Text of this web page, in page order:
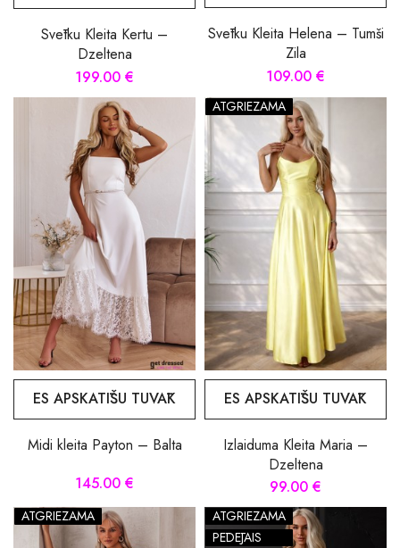
Svētku Kleita Kertu –
Dzeltena
199.00 €
Svētku Kleita Helena – Tumši
Zila
109.00 €
ES APSKATĪŠU TUVĀK
Midi kleita Payton – Balta
145.00 €
ATGRIEZAMA
ES APSKATĪŠU TUVĀK
Izlaiduma Kleita Maria –
Dzeltena
99.00 €
ATGRIEZAMA
ATGRIEZAMA
PĒDĒJAIS